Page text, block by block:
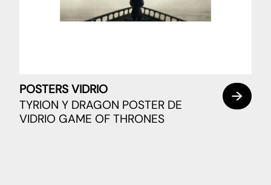
POSTERS VIDRIO
TYRION Y DRAGON POSTER DE
VIDRIO GAME OF THRONES